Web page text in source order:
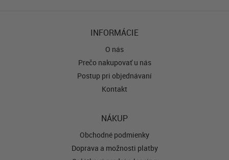
INFORMÁCIE
O nás
Prečo nakupovať u nás
Postup pri objednávaní
Kontakt
NÁKUP
Obchodné podmienky
Doprava a možnosti platby